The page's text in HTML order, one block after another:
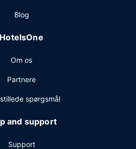
Blog
HotelsOne
Om os
Partnere
spørgsmål
and support
Support